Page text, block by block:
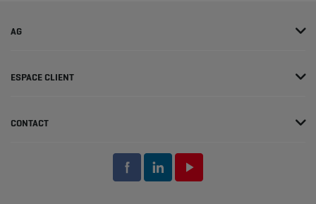
AG
ESPACE CLIENT
CONTACT